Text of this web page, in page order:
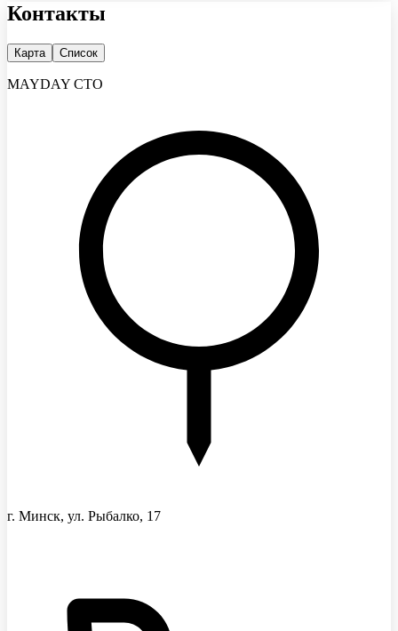
Контакты
Карта Список
MAYDAY СТО
г. Минск, ул. Рыбалко, 17